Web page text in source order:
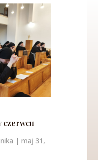
czerwcu
|maj 31,